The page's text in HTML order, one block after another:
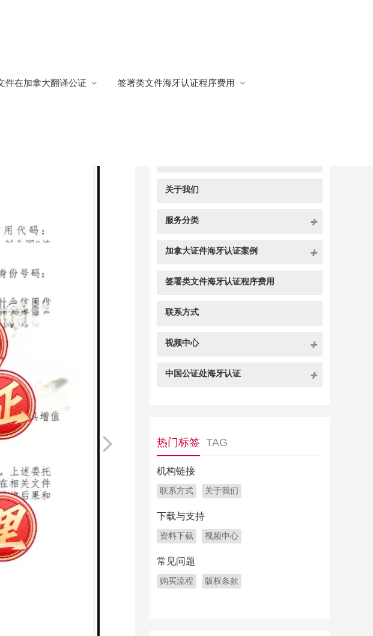
件在加拿大翻译公证 签署类文件海牙认证程序费用
关于我们
服务分类
加拿大证件海牙认证案例
签署类文件海牙认证程序费用
联系方式
视频中心
中国公证处海牙认证
热门标签 TAG
机构链接
联系方式 关于我们
下载与支持
资料下载 视频中心
常见问题
购买流程 版权条款